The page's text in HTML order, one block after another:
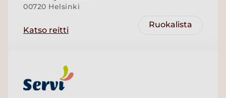
00720 Helsinki
Katso reitti
Ruokalista